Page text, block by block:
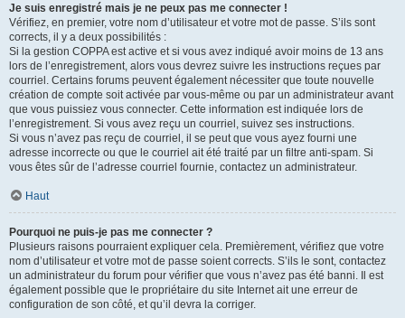
Je suis enregistré mais je ne peux pas me connecter !
Vérifiez, en premier, votre nom d’utilisateur et votre mot de passe. S’ils sont
corrects, il y a deux possibilités :
Si la gestion COPPA est active et si vous avez indiqué avoir moins de 13 ans
lors de l’enregistrement, alors vous devrez suivre les instructions reçues par
courriel. Certains forums peuvent également nécessiter que toute nouvelle
création de compte soit activée par vous-même ou par un administrateur avant
que vous puissiez vous connecter. Cette information est indiquée lors de
l’enregistrement. Si vous avez reçu un courriel, suivez ses instructions.
Si vous n’avez pas reçu de courriel, il se peut que vous ayez fourni une
adresse incorrecte ou que le courriel ait été traité par un filtre anti-spam. Si
vous êtes sûr de l’adresse courriel fournie, contactez un administrateur.
Haut
Pourquoi ne puis-je pas me connecter ?
Plusieurs raisons pourraient expliquer cela. Premièrement, vérifiez que votre
nom d’utilisateur et votre mot de passe soient corrects. S’ils le sont, contactez
un administrateur du forum pour vérifier que vous n’avez pas été banni. Il est
également possible que le propriétaire du site Internet ait une erreur de
configuration de son côté, et qu’il devra la corriger.